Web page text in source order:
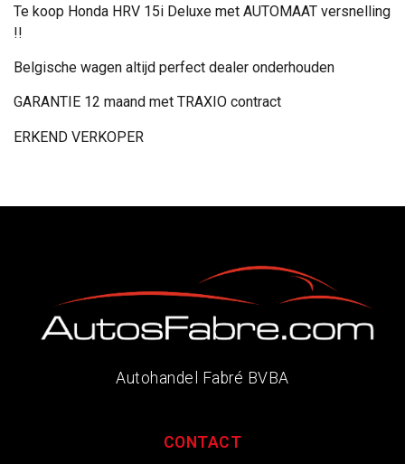
Te koop Honda HRV 15i Deluxe met AUTOMAAT versnelling
!!
Belgische wagen altijd perfect dealer onderhouden
GARANTIE 12 maand met TRAXIO contract
ERKEND VERKOPER
Autohandel Fabré BVBA
CONTACT